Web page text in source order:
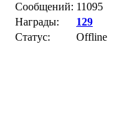
Сообщений: 11095
Награды:
129
Статус:
Offline